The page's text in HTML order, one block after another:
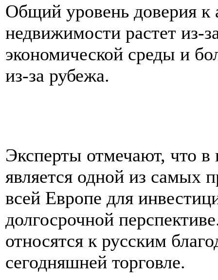
Общий уровень доверия к
недвижимости растет из-
экономической среды и
из-за рубежа.
Эксперты отмечают, что в
является одной из самых
всей Европе для
долгосрочной
относятся к русским
сегодняшней торговле.